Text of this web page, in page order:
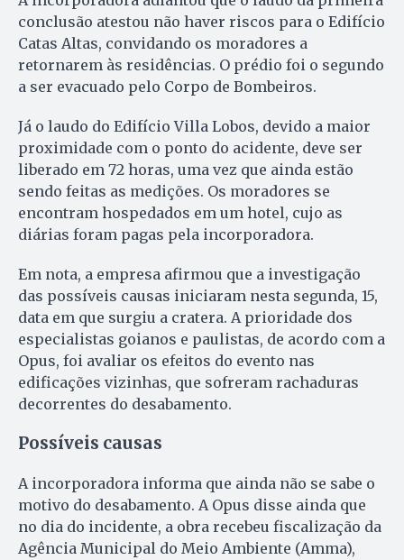
conclusão atestou não haver riscos para o Edifício
Catas Altas, convidando os moradores a
retornarem às residências. O prédio foi o segundo
a ser evacuado pelo Corpo de Bombeiros.
Já o laudo do Edifício Villa Lobos, devido a maior
proximidade com o ponto do acidente, deve ser
liberado em 72 horas, uma vez que ainda estão
sendo feitas as medições. Os moradores se
encontram hospedados em um hotel, cujo as
diárias foram pagas pela incorporadora.
Em nota, a empresa afirmou que a investigação
das possíveis causas iniciaram nesta segunda, 15,
data em que surgiu a cratera. A prioridade dos
especialistas goianos e paulistas, de acordo com a
Opus, foi avaliar os efeitos do evento nas
edificações vizinhas, que sofreram rachaduras
decorrentes do desabamento.
Possíveis causas
A incorporadora informa que ainda não se sabe o
motivo do desabamento. A Opus disse ainda que
no dia do incidente, a obra recebeu fiscalização da
Agência Municipal do Meio Ambiente (Amma),